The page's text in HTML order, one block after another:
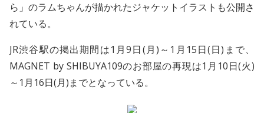
ら」のラムちゃんが描かれたジャケットイラストも公開さ
れている。
JR渋谷駅の掲出期間は1月9日(月)～1月15日(日)まで、
MAGNET by SHIBUYA109のお部屋の再現は1月10日(火)
～1月16日(月)までとなっている。